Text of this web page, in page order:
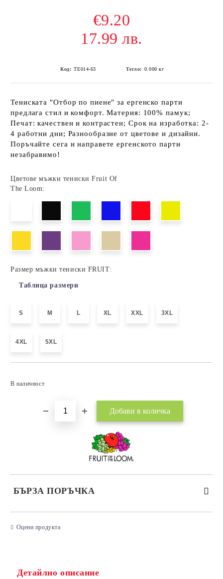
€9.20
17.99 лв.
Код: ТЕ014-63 Тегло: 0.000 кг
Тениската "Отбор по пиене" за ергенско парти
предлага стил и комфорт. Материя: 100% памук;
Печат: качествен и контрастен; Срок на изработка: 2-
4 работни дни; Разнообразие от цветове и дизайни.
Поръчайте сега и направете ергенското парти
незабравимо!
Цветове мъжки тениски Fruit Of
The Loom:
Размер мъжки тениски FRUIT:
Таблица размери
S M L XL XXL 3XL
4XL 5XL
В наличност
БЪРЗА ПОРЪЧКА
Оцени продукта
Детайлно описание